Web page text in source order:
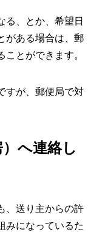
る、とか、希望日
がある場合は、郵
とができます。
すが、郵便局で対
へ連絡し
、送り主からの許
みになっているた